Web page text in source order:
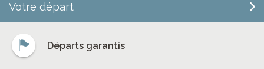
Votre départ
Départs garantis